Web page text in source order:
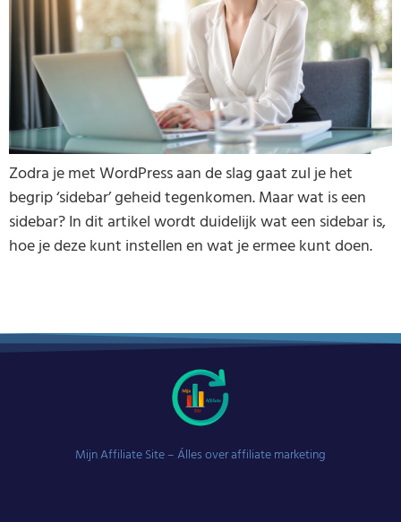
Zodra je met WordPress aan de slag gaat zul je het
begrip ‘sidebar’ geheid tegenkomen. Maar wat is een
sidebar? In dit artikel wordt duidelijk wat een sidebar is,
hoe je deze kunt instellen en wat je ermee kunt doen.
Mijn Affiliate Site – Álles over affiliate marketing